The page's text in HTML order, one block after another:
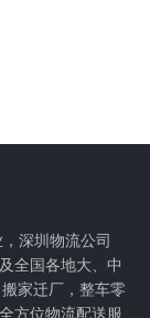
深圳物流公司
全国各地大、中
家迁厂，整车零
方位物流配送服